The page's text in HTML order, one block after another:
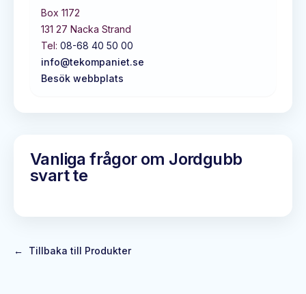
Box 1172
131 27 Nacka Strand
Tel: 08-68 40 50 00
info@tekompaniet.se
Besök webbplats
Vanliga frågor om Jordgubb
svart te
← Tillbaka till Produkter